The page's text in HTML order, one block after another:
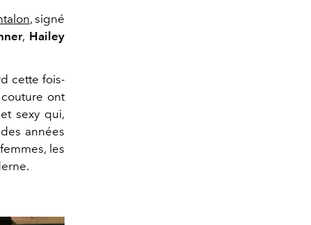
, signé
, Hailey
cette fois-
ont
sexy qui,
années
les